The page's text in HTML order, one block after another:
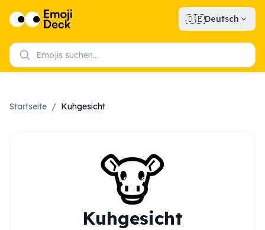
🇩🇪Deutsch
Startseite / Kuhgesicht
🐮
Kuhgesicht